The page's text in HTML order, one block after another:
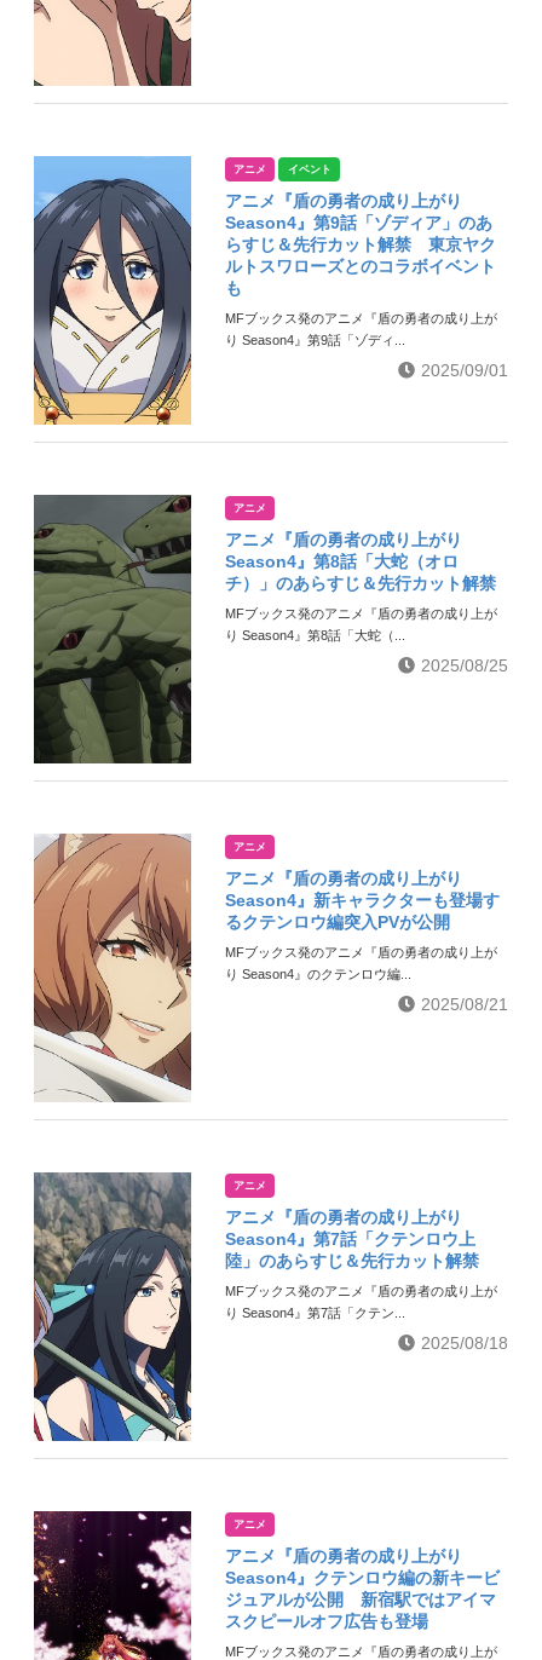
アニメ イベント
アニメ『盾の勇者の成り上がり
Season4』第9話「ゾディア」のあ
らすじ＆先行カット解禁 東京ヤク
ルトスワローズとのコラボイベント
も
MFブックス発のアニメ『盾の勇者の成り上が
り Season4』第9話「ゾディ...
2025/09/01
アニメ
アニメ『盾の勇者の成り上がり
Season4』第8話「大蛇（オロ
チ）」のあらすじ＆先行カット解禁
MFブックス発のアニメ『盾の勇者の成り上が
り Season4』第8話「大蛇（...
2025/08/25
アニメ
アニメ『盾の勇者の成り上がり
Season4』新キャラクターも登場す
るクテンロウ編突入PVが公開
MFブックス発のアニメ『盾の勇者の成り上が
り Season4』のクテンロウ編...
2025/08/21
アニメ
アニメ『盾の勇者の成り上がり
Season4』第7話「クテンロウ上
陸」のあらすじ＆先行カット解禁
MFブックス発のアニメ『盾の勇者の成り上が
り Season4』第7話「クテン...
2025/08/18
アニメ
アニメ『盾の勇者の成り上がり
Season4』クテンロウ編の新キービ
ジュアルが公開 新宿駅ではアイマ
スクピールオフ広告も登場
MFブックス発のアニメ『盾の勇者の成り上が